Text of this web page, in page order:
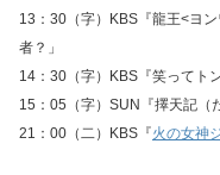
13：30（字）KBS『龍王<ヨ
者？」
14：30（字）KBS『笑ってト
15：05（字）SUN『擇天記（
21：00（二）KBS『火の女神